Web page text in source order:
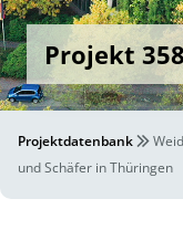
Projekt
Projektdatenbank
und Schäfer in Thüringen